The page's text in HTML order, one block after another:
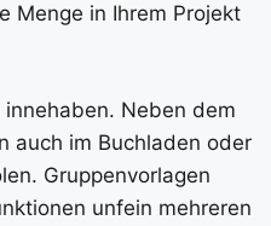
Menge in Ihrem Projekt
Neben dem
auch im Buchladen oder
Gruppenvorlagen
unfein mehreren